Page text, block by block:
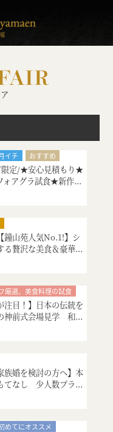
イチ
おすすめ
メ
食料理の試食
ート
急ぎ婚相談
限定/★安心見積もり★
ォアグラ試食★新作...
めフェア
食料理の試食
別限定プレゼント付
ート
見積り相談会
・ご相談
鐘山苑人気No.1!】シ
る贅沢な美食＆豪華...
厳選、美食料理の試食
食
神殿挙式
ント付
イテム紹介
・ご相談
注目！】日本の伝統を
神前式会場見学 和...
食料理の試食
食
大聖堂挙式
急ぎ婚相談
族婚を検討の方へ】本
てなし 少人数プラ...
めてにオススメ